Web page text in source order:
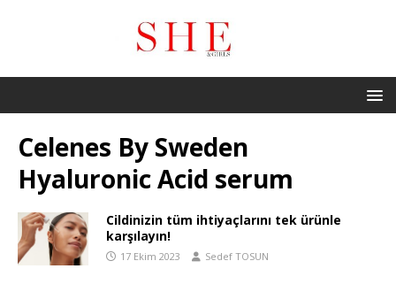
Celenes By Sweden
Hyaluronic Acid serum
Cildinizin tüm ihtiyaçlarını tek ürünle
karşılayın!
17 Ekim 2023 Sedef TOSUN